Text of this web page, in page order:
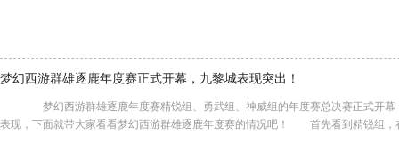
梦幻西游群雄逐鹿年度赛正式开幕，九黎城表现突出！
梦幻西游群雄逐鹿年度赛精锐组、勇武组、神威组的年度赛总决赛正式开幕
表现，下面就带大家看看梦幻西游群雄逐鹿年度赛的情况吧！ 首先看到精锐组，